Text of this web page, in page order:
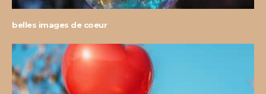
belles images de coeur